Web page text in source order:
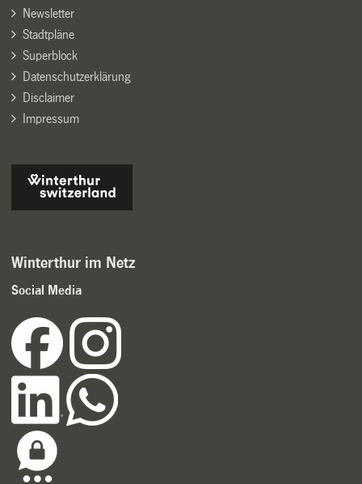
Newsletter
Stadtpläne
Superblock
Datenschutzerklärung
Disclaimer
Impressum
Winterthur im Netz
Social Media